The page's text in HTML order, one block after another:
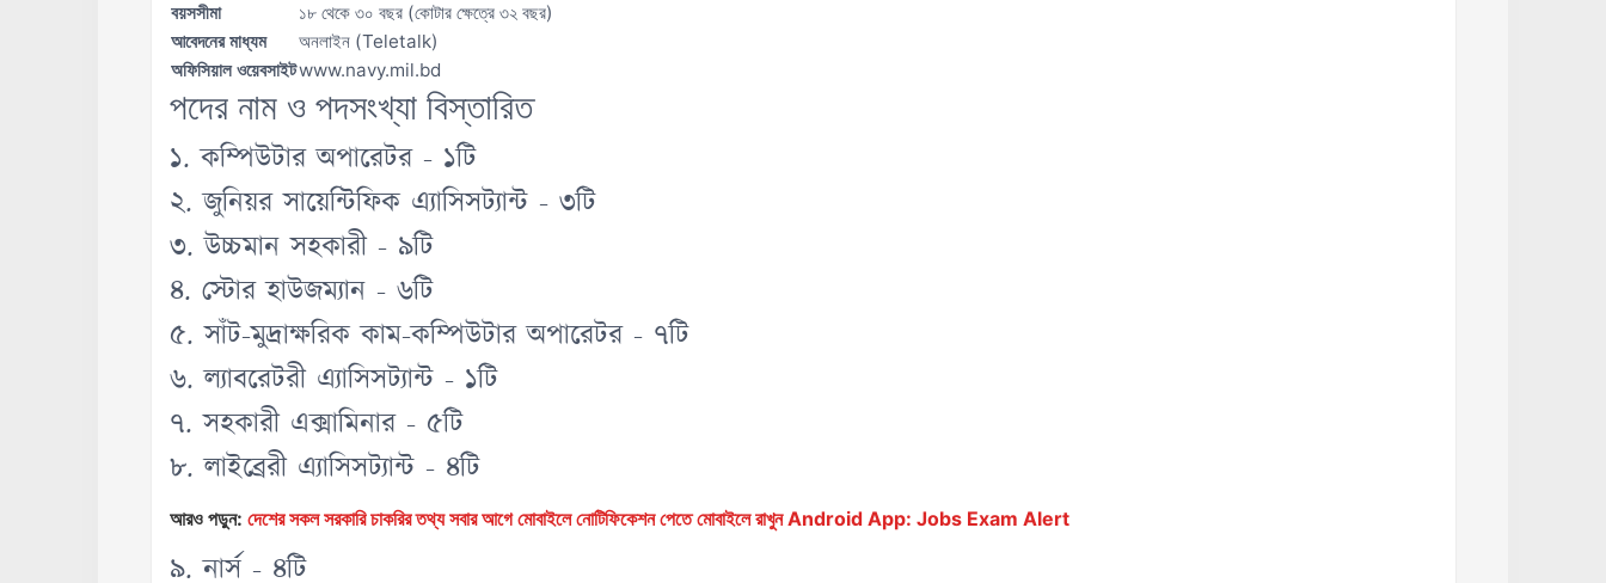
বয়সসীমা
১৮ থেকে ৩০ বছর (কোটার ক্ষেত্রে ৩২ বছর)
আবেদনের মাধ্যম
অনলাইন (Teletalk)
অফিসিয়াল ওয়েবসাইটwww.navy.mil.bd
পদের নাম ও পদসংখ্যা বিস্তারিত
১. কম্পিউটার অপারেটর - ১টি
২. জুনিয়র সায়েন্টিফিক এ্যাসিসট্যান্ট - ৩টি
৩. উচ্চমান সহকারী - ৯টি
৪. স্টোর হাউজম্যান - ৬টি
৫. সাঁট-মুদ্রাক্ষরিক কাম-কম্পিউটার অপারেটর - ৭টি
৬. ল্যাবরেটরী এ্যাসিসট্যান্ট - ১টি
৭. সহকারী এক্সামিনার - ৫টি
৮. লাইব্রেরী এ্যাসিসট্যান্ট - ৪টি
আরও পড়ুন: দেশের সকল সরকারি চাকরির তথ্য সবার আগে মোবাইলে নোটিফিকেশন পেতে মোবাইলে রাখুন Android App: Jobs Exam Alert
৯. নার্স - ৪টি